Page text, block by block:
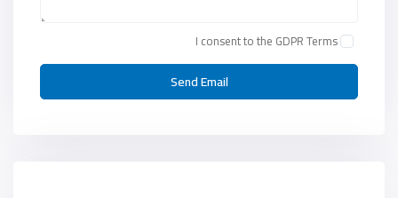
I consent to the GDPR Terms